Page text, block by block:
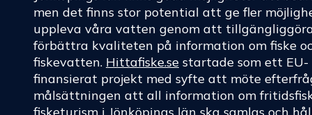
men det finns stor potential att ge fler
uppleva våra vatten genom att
förbättra kvaliteten på information om fiske
fiskevatten. Hittafiske.se startade som ett EU-
finansierat projekt med syfte att möte
målsättningen att all information om